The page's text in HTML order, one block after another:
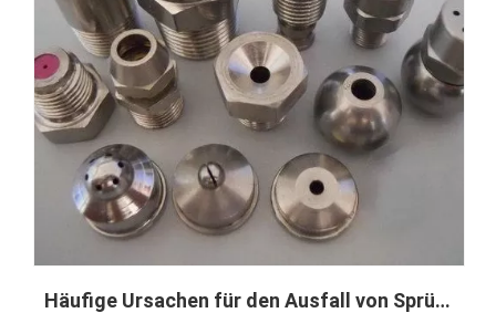
Häufige Ursachen für den Ausfall von Sprühdüsen und wie man Sprühproblemen vorbeugt